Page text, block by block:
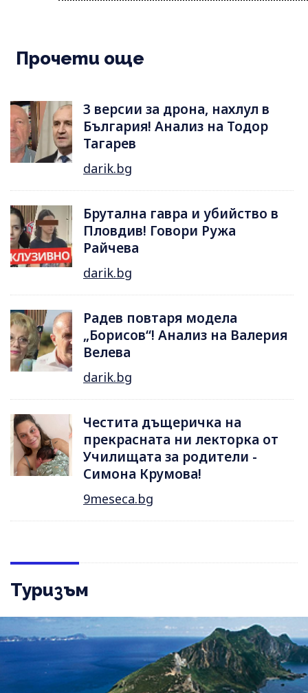
Прочети още
3 версии за дрона, нахлул в
България! Анализ на Тодор
Тагарев
darik.bg
Брутална гавра и убийство в
Пловдив! Говори Ружа
Райчева
darik.bg
Радев повтаря модела
„Борисов“! Анализ на Валерия
Велева
darik.bg
Честита дъщеричка на
прекрасната ни лекторка от
Училищата за родители -
Симона Крумова!
9meseca.bg
Туризъм